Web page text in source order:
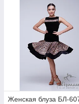
Женская блуза БЛ-